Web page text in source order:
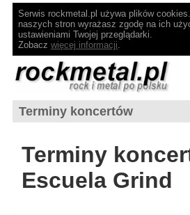
Serwis rockmetal.pl używa plików
naszych stron wyrażasz zgodę na ich
ustawieniami Twojej przeglądarki.
Zobacz więcej informacji.
Terminy koncertów
Terminy
Escuela Grind